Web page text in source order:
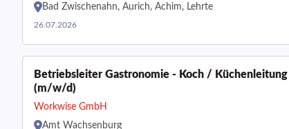
Bad Zwischenahn, Aurich, Achim, Lehrte
26.07.2026
Betriebsleiter Gastronomie - Koch / Küchenleitung
(m/w/d)
Workwise GmbH
Amt Wachsenburg